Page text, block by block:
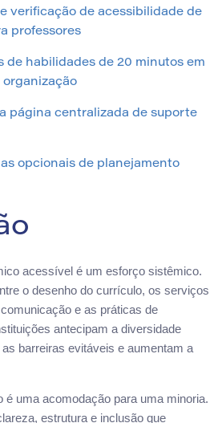
verificação de acessibilidade de
professores
de habilidades de 20 minutos em
organização
página centralizada de suporte
opcionais de planejamento
acessível é um esforço sistêmico.
o desenho do currículo, os serviços
e as práticas de
antecipam a diversidade
barreiras evitáveis e aumentam a
uma acomodação para uma minoria.
estrutura e inclusão que